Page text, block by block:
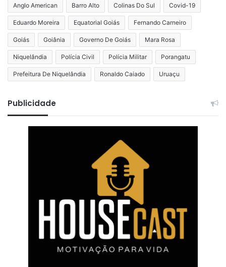
Anglo American Barro Alto Colinas Do Sul Covid-19
Eduardo Moreira Equatorial Goiás Fernando Carneiro
Goiás Goiânia Governo De Goiás Mara Rosa
Niquelândia Polícia Civil Polícia Militar Porangatu
Prefeitura De Niquelândia Ronaldo Caiado Uruaçu
Publicidade